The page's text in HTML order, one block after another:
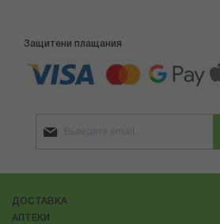
Защитени плащания
ДОСТАВКА
АПТЕКИ